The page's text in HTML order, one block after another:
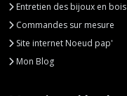
Entretien des bijoux en bois
Commandes sur mesure
Site internet Noeud pap'
Mon Blog